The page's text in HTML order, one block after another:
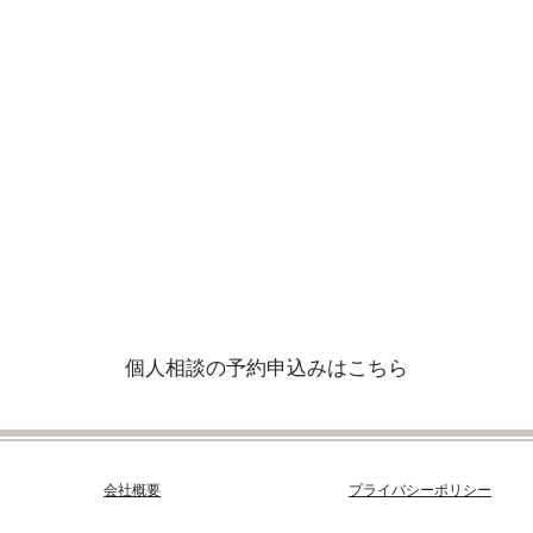
個人相談の予約申込みはこちら
​会社概要 ​プライバシーポリシー